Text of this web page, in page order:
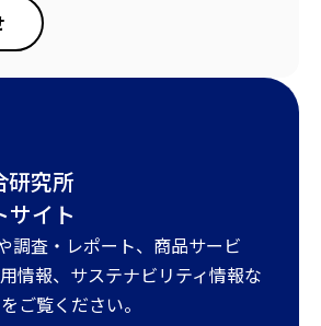
研究所
サイト
調査・レポート、商品サービ
情報、サステナビリティ情報な
ご覧ください。